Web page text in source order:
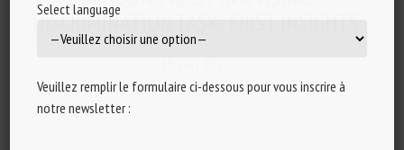
DISCRIMINATION TASK: FIRST INSIGHTS
Select language
Veuillez remplir le formulaire ci-dessous pour vous inscrire à
notre newsletter :